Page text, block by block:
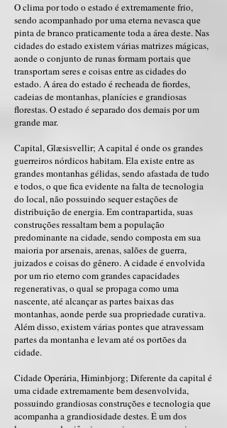
O clima por todo o estado é extremamente frio,
sendo acompanhado por uma eterna nevasca que
pinta de branco praticamente toda a área deste. Nas
cidades do estado existem várias matrizes mágicas,
aonde o conjunto de runas formam portais que
transportam seres e coisas entre as cidades do
estado. A área do estado é recheada de fiordes,
cadeias de montanhas, planícies e grandiosas
florestas. O estado é separado dos demais por um
grande mar.
Capital, Glæsisvellir; A capital é onde os grandes
guerreiros nórdicos habitam. Ela existe entre as
grandes montanhas gélidas, sendo afastada de tudo
e todos, o que fica evidente na falta de tecnologia
do local, não possuindo sequer estações de
distribuição de energia. Em contrapartida, suas
construções ressaltam bem a população
predominante na cidade, sendo composta em sua
maioria por arsenais, arenas, salões de guerra,
juizados e coisas do gênero. A cidade é envolvida
por um rio eterno com grandes capacidades
regenerativas, o qual se propaga como uma
nascente, até alcançar as partes baixas das
montanhas, aonde perde sua propriedade curativa.
Além disso, existem várias pontes que atravessam
partes da montanha e levam até os portões da
cidade.
Cidade Operária, Himinbjorg; Diferente da capital é
uma cidade extremamente bem desenvolvida,
possuindo grandiosas construções e tecnologia que
acompanha a grandiosidade destes. É um dos